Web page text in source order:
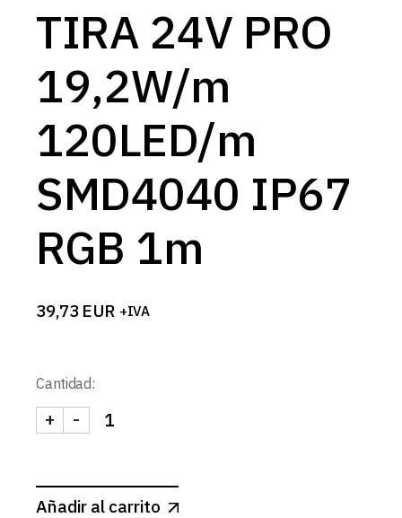
TIRA 24V PRO
19,2W/m
120LED/m
SMD4040 IP67
RGB 1m
39,73 EUR +IVA
Cantidad:
TIRA 24V PRO 19,2W/m 120LED/m SMD4040
-
+
Añadir al carrito